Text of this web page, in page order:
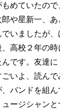
めていたの
郎や星新一、
でいましたが
高校２年の
んです。友達
いよ、読ん
バンドを組
ージシャン